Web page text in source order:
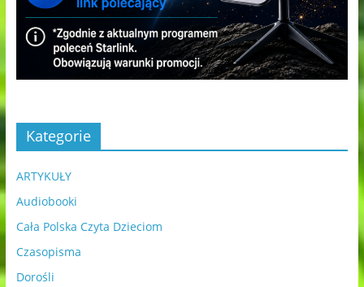
Kategorie
ARTYKUŁY
Audiobooki
Cała Polska Czyta Dzieciom
Czasopisma
Dorośli